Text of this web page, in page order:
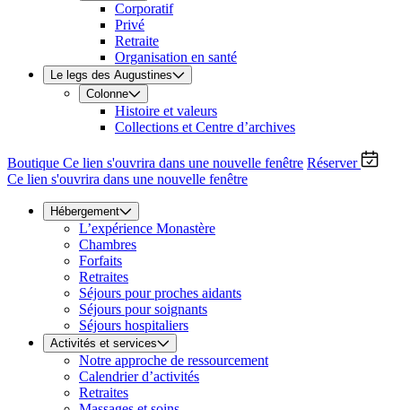
Corporatif
Privé
Retraite
Organisation en santé
Le legs des Augustines
Colonne
Histoire et valeurs
Collections et Centre d’archives
Boutique Ce lien s'ouvrira dans une nouvelle fenêtre Réserver
Ce lien s'ouvrira dans une nouvelle fenêtre
Hébergement
L’expérience Monastère
Chambres
Forfaits
Retraites
Séjours pour proches aidants
Séjours pour soignants
Séjours hospitaliers
Activités et services
Notre approche de ressourcement
Calendrier d’activités
Retraites